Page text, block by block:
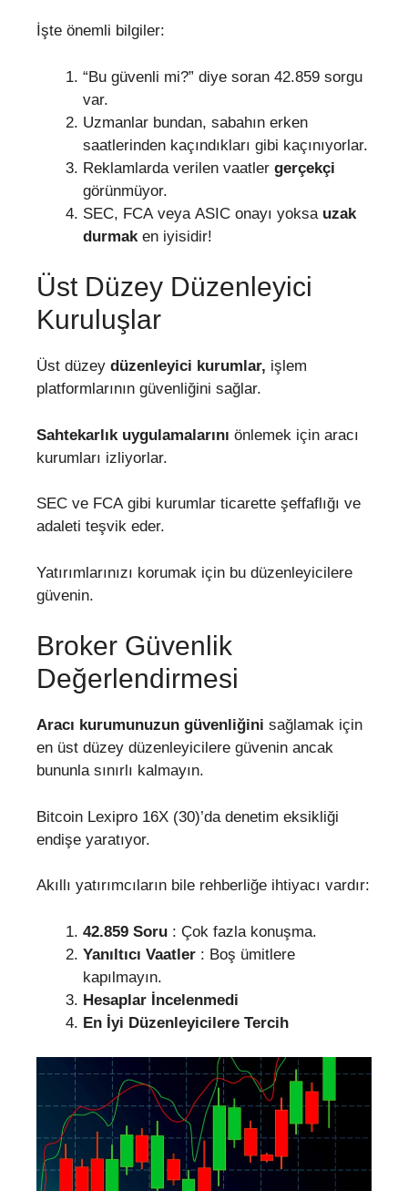
İşte önemli bilgiler:
“Bu güvenli mi?” diye soran 42.859 sorgu
var.
Uzmanlar bundan, sabahın erken
saatlerinden kaçındıkları gibi kaçınıyorlar.
Reklamlarda verilen vaatler gerçekçi
görünmüyor.
SEC, FCA veya ASIC onayı yoksa uzak
durmaken iyisidir!
Üst Düzey Düzenleyici
Kuruluşlar
Üst düzey düzenleyici kurumlar, işlem
platformlarının güvenliğini sağlar.
Sahtekarlık uygulamalarını önlemek için aracı
kurumları izliyorlar.
SEC ve FCA gibi kurumlar ticarette şeffaflığı ve
adaleti teşvik eder.
Yatırımlarınızı korumak için bu düzenleyicilere
güvenin.
Broker Güvenlik
Değerlendirmesi
Aracı kurumunuzun güvenliğini sağlamak için
en üst düzey düzenleyicilere güvenin ancak
bununla sınırlı kalmayın.
Bitcoin Lexipro 16X (30)’da denetim eksikliği
endişe yaratıyor.
Akıllı yatırımcıların bile rehberliğe ihtiyacı vardır:
42.859 Soru : Çok fazla konuşma.
Yanıltıcı Vaatler : Boş ümitlere
kapılmayın.
Hesaplar İncelenmedi
En İyi Düzenleyicilere Tercih